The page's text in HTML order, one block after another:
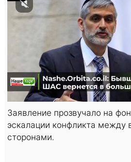
Заявление прозвучало на
эскалации конфликта
сторонами.